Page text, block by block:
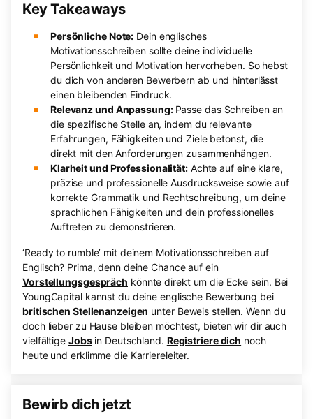
Key Takeaways
Persönliche Note: Dein englisches
Motivationsschreiben sollte deine individuelle
Persönlichkeit und Motivation hervorheben. So hebst
du dich von anderen Bewerbern ab und hinterlässt
einen bleibenden Eindruck.
Relevanz und Anpassung: Passe das Schreiben an
die spezifische Stelle an, indem du relevante
Erfahrungen, Fähigkeiten und Ziele betonst, die
direkt mit den Anforderungen zusammenhängen.
Klarheit und Professionalität:Achte auf eine klare,
präzise und professionelle Ausdrucksweise sowie auf
korrekte Grammatik und Rechtschreibung, um deine
sprachlichen Fähigkeiten und dein professionelles
Auftreten zu demonstrieren.
‘Ready to rumble’ mit deinem Motivationsschreiben auf
Englisch? Prima, denn deine Chance auf ein
Vorstellungsgespräch könnte direkt um die Ecke sein. Bei
YoungCapital kannst du deine englische Bewerbung bei
britischen Stellenanzeigen unter Beweis stellen. Wenn du
doch lieber zu Hause bleiben möchtest, bieten wir dir auch
vielfältige Jobsin Deutschland. Registriere dich noch
heute und erklimme die Karriereleiter.
Bewirb dich jetzt